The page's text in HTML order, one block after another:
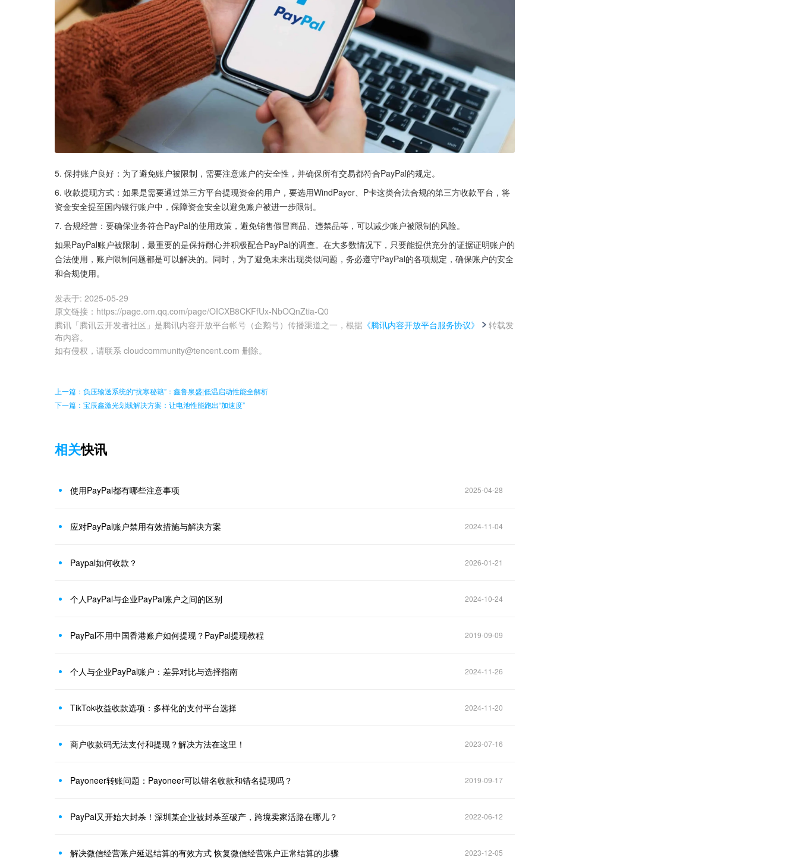
5. 保持账户良好：为了避免账户被限制，需要注意账户的安全性，并确保所有交易都符合PayPal的规定。
6. 收款提现方式：如果是需要通过第三方平台提现资金的用户，要选用WindPayer、P卡这类合法合规的第三方收款平台，将
资金安全提至国内银行账户中，保障资金安全以避免账户被进一步限制。
7. 合规经营：要确保业务符合PayPal的使用政策，避免销售假冒商品、违禁品等，可以减少账户被限制的风险。
如果PayPal账户被限制，最重要的是保持耐心并积极配合PayPal的调查。在大多数情况下，只要能提供充分的证据证明账户的
合法使用，账户限制问题都是可以解决的。同时，为了避免未来出现类似问题，务必遵守PayPal的各项规定，确保账户的安全
和合规使用。
发表于: 2025-05-29
原文链接 ： https://page.om.qq.com/page/OICXB8CKFfUx-NbOQnZtia-Q0
腾讯「腾讯云开发者社区」是腾讯内容开放平台帐号（企鹅号）传播渠道之一，根据 《腾讯内容开放平台服务协议》
转载发
布内容。
如有侵权，请联系 cloudcommunity@tencent.com 删除。
上一篇：负压输送系统的“抗寒秘籍”：鑫鲁泉盛|低温启动性能全解析
下一篇：宝辰鑫激光划线解决方案：让电池性能跑出“加速度”
相关快讯
使用PayPal都有哪些注意事项 2025-04-28
应对PayPal账户禁用有效措施与解决方案 2024-11-04
Paypal如何收款？ 2026-01-21
个人PayPal与企业PayPal账户之间的区别 2024-10-24
PayPal不用中国香港账户如何提现？PayPal提现教程 2019-09-09
个人与企业PayPal账户：差异对比与选择指南 2024-11-26
TikTok收益收款选项：多样化的支付平台选择 2024-11-20
商户收款码无法支付和提现？解决方法在这里！ 2023-07-16
Payoneer转账问题：Payoneer可以错名收款和错名提现吗？ 2019-09-17
PayPal又开始大封杀！深圳某企业被封杀至破产，跨境卖家活路在哪儿？ 2022-06-12
解决微信经营账户延迟结算的有效方式 恢复微信经营账户正常结算的步骤 2023-12-05